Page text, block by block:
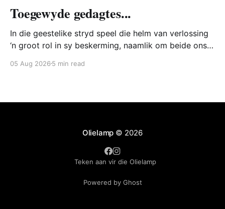
Toegewyde gedagtes...
In die geestelike stryd speel die helm van verlossing
‘n groot rol in sy beskerming, naamlik om beide ons
die Bose dit? Watter hoop is daar vir ons? Hoe trek
05 Aug 2026 5 min read
Olielamp © 2026
Teken aan vir die Olielamp
Powered by Ghost